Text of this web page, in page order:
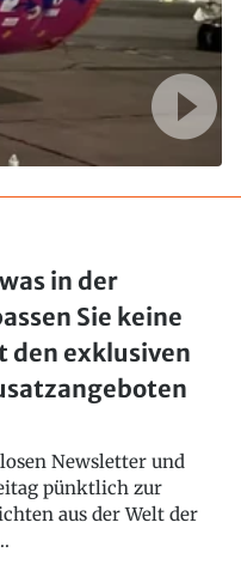
in der
Sie keine
den exklusiven
Newsletter und
pünktlich zur
aus der Welt der